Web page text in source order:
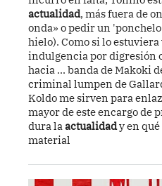
actualidad, más fuera de
onda» o pedir un
hielo). Como si lo
indulgencia por digresión
hacia ... banda de Makoki
criminal lumpen de
Koldo me sirven para
mayor de este encargo de
dura laactualidady en
material